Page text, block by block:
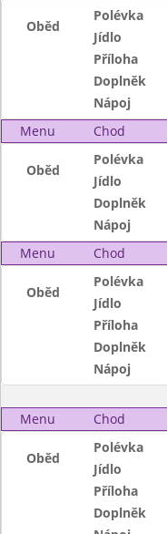
Oběd
Polévka
Jídlo
Příloha
Doplněk
Nápoj
Menu
Chod
Oběd
Polévka
Jídlo
Doplněk
Nápoj
Menu
Chod
Oběd
Polévka
Jídlo
Příloha
Doplněk
Nápoj
Menu Chod
Oběd
Polévka
Jídlo
Příloha
Doplněk